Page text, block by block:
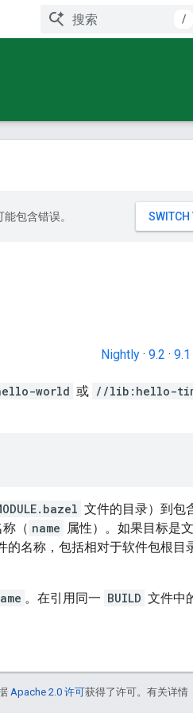
/
包含错误。
Nightly · 9.2 · 9.1
world 或 //lib:hello-
文件的目录）到包
（ name 属性）。如果目标是
的名称，包括相对于软件包根目
。在引用同一 BUILD 文件中
Apache 2.0 许可获得了许可。有关详情